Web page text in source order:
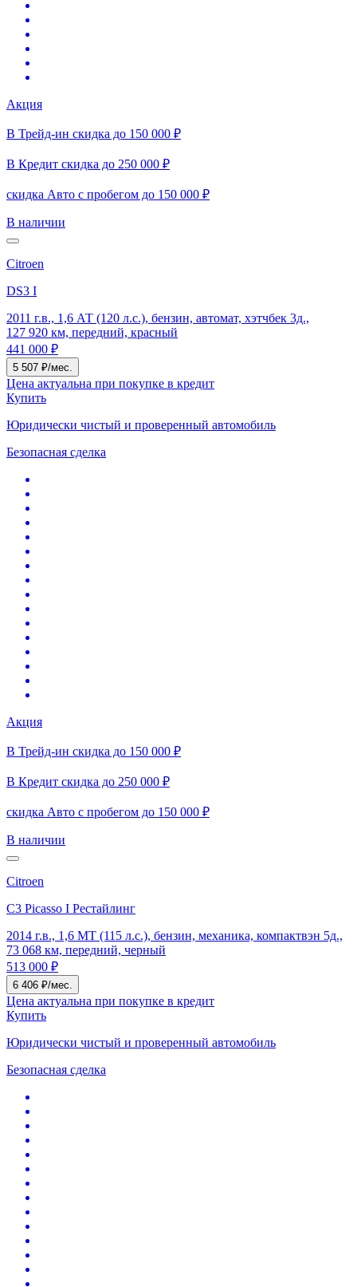
Акция
В Трейд-ин скидка до 150 000 ₽
В Кредит скидка до 250 000 ₽
скидка Авто с пробегом до 150 000 ₽
В наличии
Citroen
DS3 I
2011 г.в., 1,6 АТ (120 л.с.), бензин, автомат, хэтчбек 3д.,
127 920 км, передний, красный
441 000 ₽
5 507 ₽/мес.
Цена актуальна при покупке в кредит
Купить
Юридически чистый и проверенный автомобиль
Безопасная сделка
Акция
В Трейд-ин скидка до 150 000 ₽
В Кредит скидка до 250 000 ₽
скидка Авто с пробегом до 150 000 ₽
В наличии
Citroen
C3 Picasso I Рестайлинг
2014 г.в., 1,6 MT (115 л.с.), бензин, механика, компактвэн 5д.,
73 068 км, передний, черный
513 000 ₽
6 406 ₽/мес.
Цена актуальна при покупке в кредит
Купить
Юридически чистый и проверенный автомобиль
Безопасная сделка